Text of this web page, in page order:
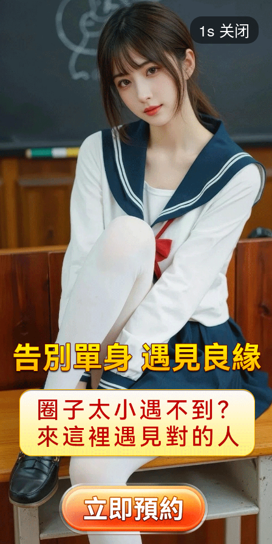
短剧
最热 添加 评分
都市 甜宠 逆袭 玄幻
2025 2024 2023 2022
全部 大陆 香港 台湾 美国 韩国 日本
1s 关闭